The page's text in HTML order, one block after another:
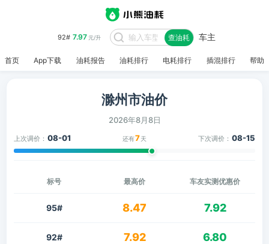
92# 7.97元/升 查油耗 车主
首页 App下载 油耗报告 油耗排行 电耗排行 插混排行 帮助
滁州市油价
2026年8月8日
上次调价： 08-01 还有7天 下次调价： 08-15
标号 最高价 车友实测优惠价
95# 8.47 7.92
92# 7.92 6.80